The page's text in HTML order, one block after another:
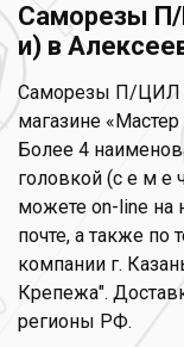
Саморезы П/
и) в
Саморезы П/ЦИЛ
магазине
Более 4
головкой (с е м е
можете on-line на
почте, а также по
компании г.
Крепежа".
регионы РФ.